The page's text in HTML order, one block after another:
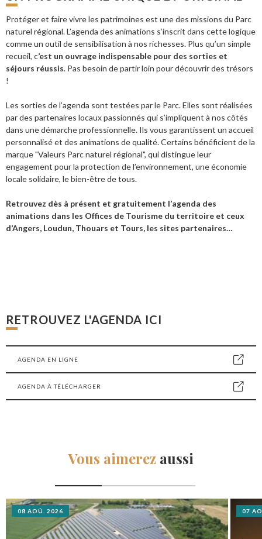
Protéger et faire vivre les patrimoines est une des missions du Parc
naturel régional. L’agenda des animations s’inscrit dans cette logique
comme un outil de sensibilisation à nos richesses. Plus qu’un simple
recueil, c’est un ouvrage indispensable pour des sorties et
séjours réussis. Pas besoin de partir loin pour découvrir des trésors
!
Les sorties de l’agenda sont testées par le Parc. Elles sont réalisées
par des partenaires locaux passionnés qui s’impliquent à nos côtés
dans une démarche professionnelle. Ils vous garantissent un accueil
personnalisé et des animations de qualité. Certains bénéficient de la
marque "Valeurs Parc naturel régional", qui distingue leur
engagement pour la protection de l’environnement, une économie
locale solidaire, le bien-être de tous.
Retrouvez dès à présent et gratuitement l’agenda des
animations dans les Offices de Tourisme du territoire et ceux
d’Angers, Loudun, Thouars et Tours, les sites partenaires…
RETROUVEZ L'AGENDA ICI
AGENDA EN LIGNE
AGENDA À TÉLÉCHARGER
Vous aimerez aussi
08 AOÛ. 2026 07